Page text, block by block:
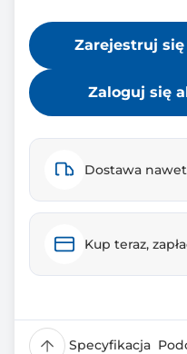
Zarejestruj
Zaloguj się
Dostawa
Kup teraz,
Specyfikacja